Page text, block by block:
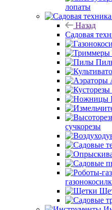
лопаты
Назад
Садовая
сучкорезы